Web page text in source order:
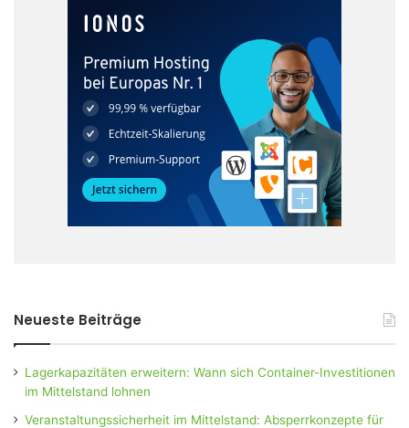
Neueste Beiträge
Lagerkapazitäten erweitern: Wann sich Container-Investitionen
im Mittelstand lohnen
Veranstaltungssicherheit im Mittelstand: Absperrkonzepte für